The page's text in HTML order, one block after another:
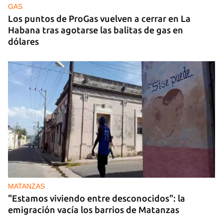
GAS
Los puntos de ProGas vuelven a cerrar en La
Habana tras agotarse las balitas de gas en
dólares
MATANZAS
"Estamos viviendo entre desconocidos": la
emigración vacía los barrios de Matanzas